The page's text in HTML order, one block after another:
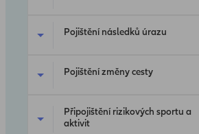
Pojištění následků úrazu
Pojištění změny cesty
Připojištění rizikových sportu a
aktivit